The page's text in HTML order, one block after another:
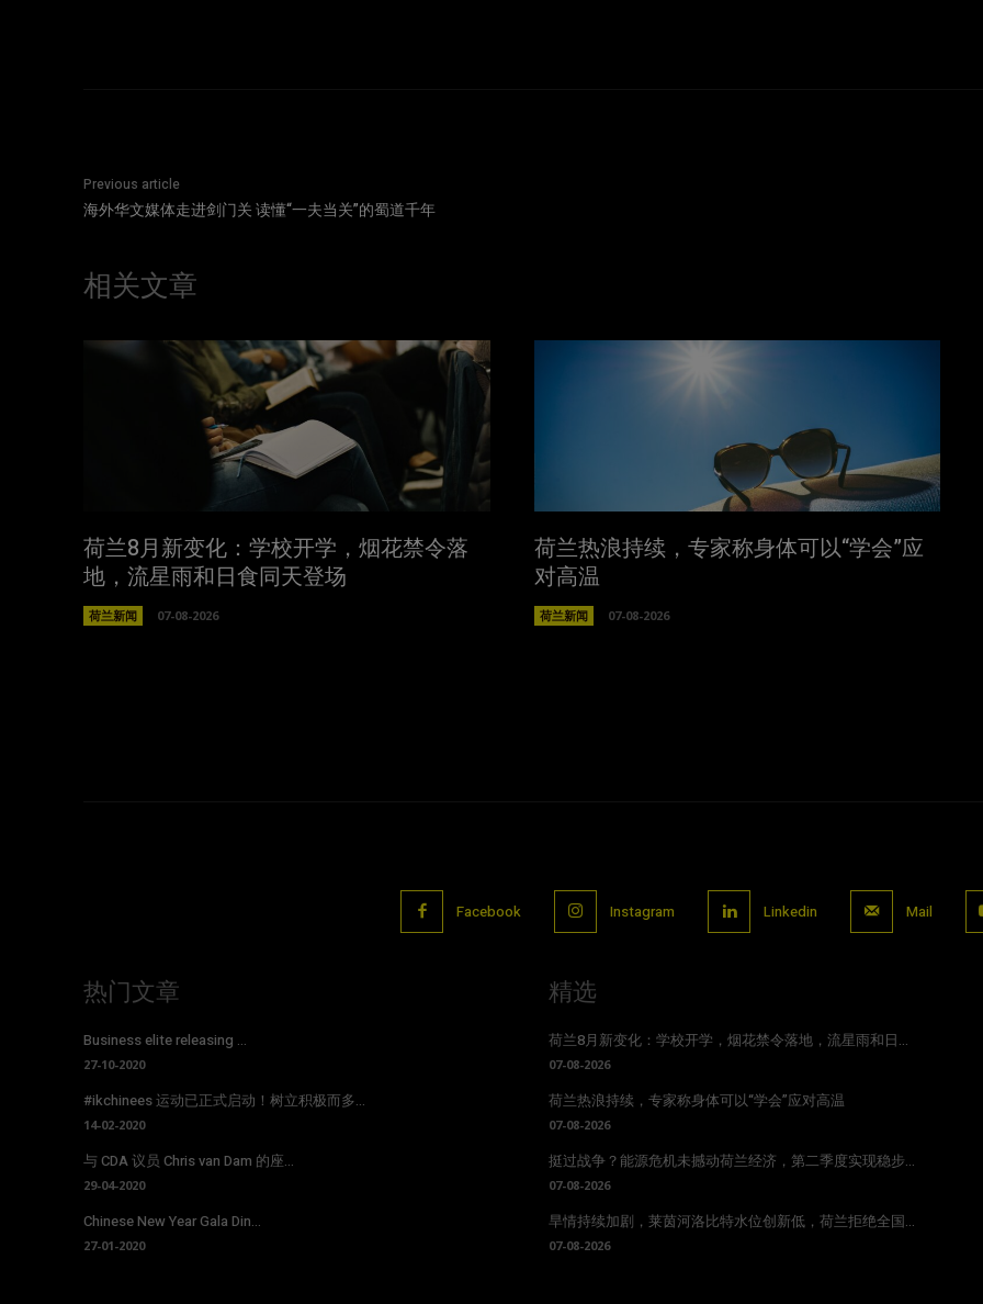
Previous article
海外华文媒体走进剑门关 读懂“一夫当关”的蜀道千年
相关文章
荷兰8月新变化：学校开学，烟花禁令落
地，流星雨和日食同天登场
荷兰新闻 07-08-2026
荷兰热浪持续，专家称身体可以“学会”应
对高温
荷兰新闻 07-08-2026
Facebook Instagram Linkedin Mail
热门文章
Business elite releasing ...
27-10-2020
#ikchinees 运动已正式启动！树立积极而多...
14-02-2020
与 CDA 议员 Chris van Dam 的座...
29-04-2020
Chinese New Year Gala Din...
27-01-2020
精选
荷兰8月新变化：学校开学，烟花禁令落地，流星雨和日...
07-08-2026
荷兰热浪持续，专家称身体可以“学会”应对高温
07-08-2026
挺过战争？能源危机未撼动荷兰经济，第二季度实现稳步...
07-08-2026
旱情持续加剧，莱茵河洛比特水位创新低，荷兰拒绝全国...
07-08-2026